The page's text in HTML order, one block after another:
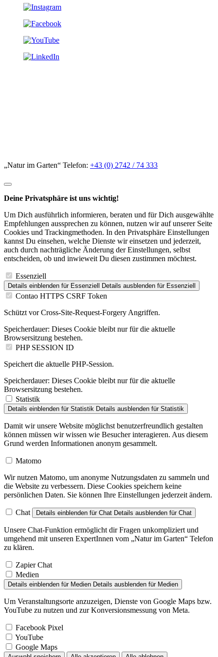
„Natur im Garten“ Telefon: +43 (0) 2742 / 74 333
Deine Privatsphäre ist uns wichtig!
Um Dich ausführlich informieren, beraten und für Dich ausgewählte
Empfehlungen aussprechen zu können, nutzen wir auf unserer Seite
Cookies und Trackingmethoden. In den Privatsphäre Einstellungen
kannst Du einsehen, welche Dienste wir einsetzen und jederzeit,
auch durch nachträgliche Änderung der Einstellungen, selbst
entscheiden, ob und inwieweit Du diesen zustimmen möchtest.
Essenziell
Details einblenden für Essenziell Details ausblenden für Essenziell
Contao HTTPS CSRF Token
Schützt vor Cross-Site-Request-Forgery Angriffen.
Speicherdauer: Dieses Cookie bleibt nur für die aktuelle
Browsersitzung bestehen.
PHP SESSION ID
Speichert die aktuelle PHP-Session.
Speicherdauer: Dieses Cookie bleibt nur für die aktuelle
Browsersitzung bestehen.
Statistik
Details einblenden für Statistik Details ausblenden für Statistik
Damit wir unsere Website möglichst benutzerfreundlich gestalten
können müssen wir wissen wie Besucher interagieren. Aus diesem
Grund werden Informationen anonym gesammelt.
Matomo
Wir nutzen Matomo, um anonyme Nutzungsdaten zu sammeln und
die Website zu verbessern. Diese Cookies speichern keine
persönlichen Daten. Sie können Ihre Einstellungen jederzeit ändern.
Chat Details einblenden für Chat Details ausblenden für Chat
Unsere Chat-Funktion ermöglicht dir Fragen unkompliziert und
umgehend mit unseren ExpertInnen vom „Natur im Garten“ Telefon
zu klären.
Zapier Chat
Medien
Details einblenden für Medien Details ausblenden für Medien
Um Veranstaltungsorte anzuzeigen, Dienste von Google Maps bzw.
YouTube zu nutzen und zur Konversionsmessung von Meta.
Facebook Pixel
YouTube
Google Maps